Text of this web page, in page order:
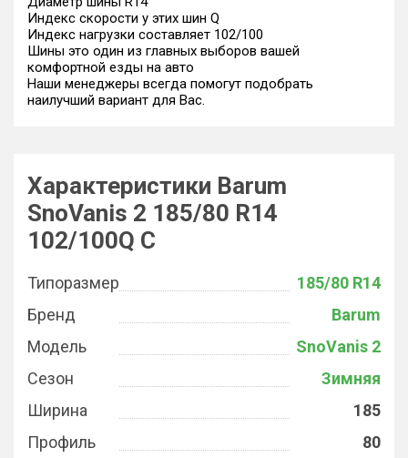
Индекс скорости у этих шин Q
Индекс нагрузки составляет 102/100
Шины это один из главных выборов вашей
комфортной езды на авто
Наши менеджеры всегда помогут подобрать
наилучший вариант для Вас.
Характеристики Barum
SnoVanis 2 185/80 R14
102/100Q C
Типоразмер
185/80 R14
Бренд
Barum
Модель
SnoVanis 2
Сезон
Зимняя
Ширина
185
Профиль
80